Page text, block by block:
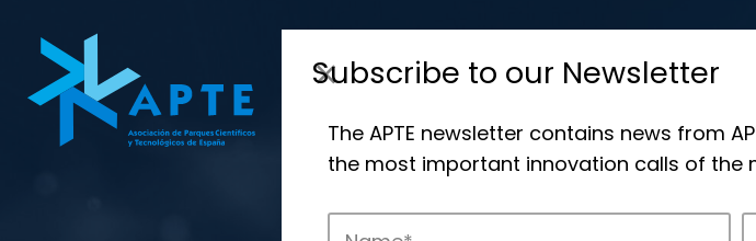
Subscribe to our Newsletter
The APTE newsletter contains news from
the most important innovation calls of the